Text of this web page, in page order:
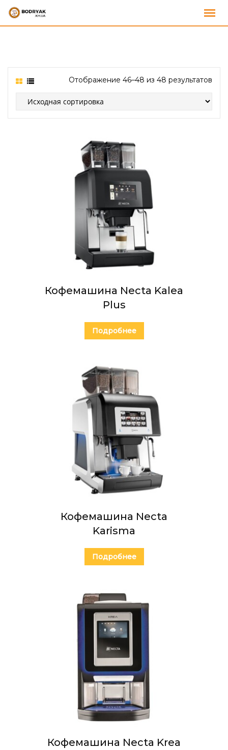
Отображение 46–48 из 48 результатов
Кофемашина Necta Kalea
Plus
Подробнее
Кофемашина Necta
Karisma
Подробнее
Кофемашина Necta Krea